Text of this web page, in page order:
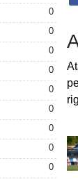
0
0
0
0
0
0
0
0
0